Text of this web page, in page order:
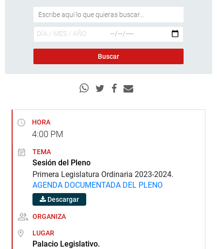
HORA
4:00 PM
TEMA
Sesión del Pleno
Primera Legislatura Ordinaria 2023-2024.
AGENDA DOCUMENTADA DEL PLENO
Descargar
ORGANIZA
LUGAR
Palacio Legislativo.